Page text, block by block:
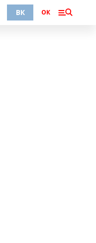
ВК ОК